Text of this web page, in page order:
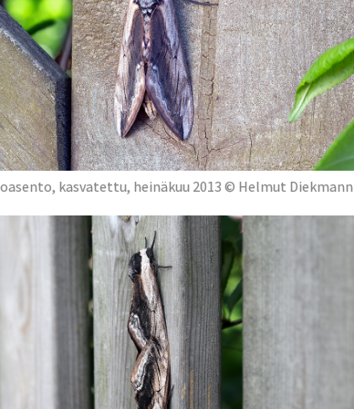
kasvatettu, heinäkuu 2013 © Helmut Diekmann